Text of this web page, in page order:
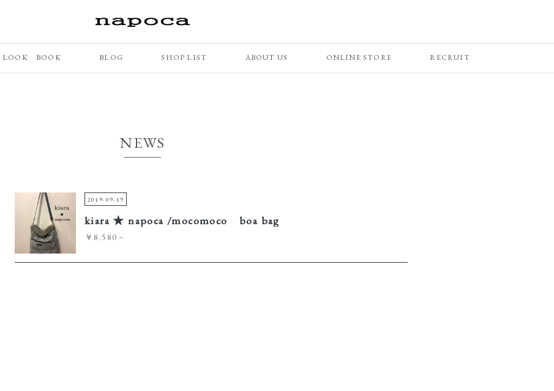
LOOK BOOK BLOG SHOP LIST ABOUT US ONLINE STORE RECRUIT
NEWS
2019-09-19
kiara ★ napoca /mocomoco boa bag
￥8.580－